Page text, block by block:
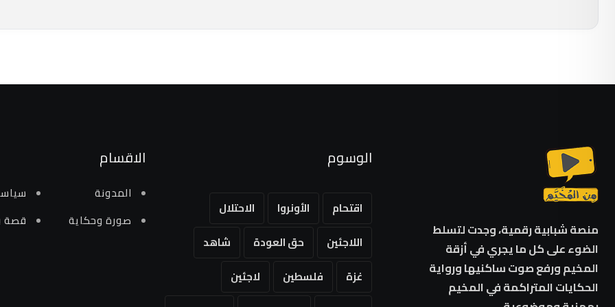
منصة شبابية رقمية، وجدت لتسلط
الضوء على كل ما يجري في أزقة
المخيم ورفع صوت ساكنيها ورواية
الحكايات المتراكمة في المخيم
الوسوم
اقتحام الأونروا
الاحتلال
اللاجئين
حق العودة
شاهد
غزة
فلسطين
لاجئين
الاقسام
المدونة
صورة وحكاية
قصة